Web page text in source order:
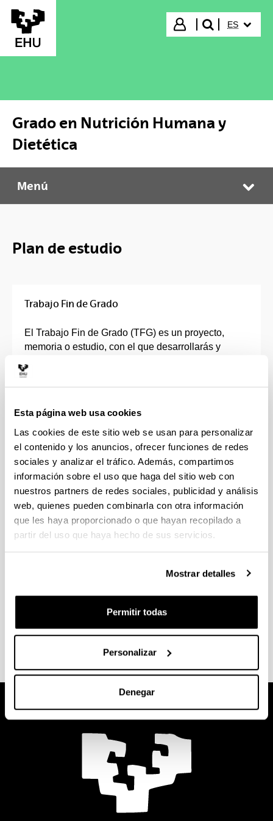
Esta página web usa cookies
Las cookies de este sitio web se usan para personalizar
el contenido y los anuncios, ofrecer funciones de redes
sociales y analizar el tráfico. Además, compartimos
información sobre el uso que haga del sitio web con
nuestros partners de redes sociales, publicidad y análisis
web, quienes pueden combinarla con otra información
que les haya proporcionado o que hayan recopilado a
partir del uso que haya hecho de sus servicios.
Mostrar detalles
Permitir todas
Personalizar
Denegar
Saltar al contenido principal
Iniciar sesión
buscar"
ES
Grado en Nutrición Humana y
Dietética
Grado en Nutrición Humana y Dietética
Menú
Plan de estudio
Trabajo Fin de Grado
El Trabajo Fin de Grado (TFG) es un proyecto,
memoria o estudio, con el que desarrollarás y
contenidos, capacidades, competencias y
habilidades adquiridas en tu grado.
Deberá ser un trabajo original, dónde pondrás en
práctica y se evaluarán todas las competencias que
has ido adquiriendo durante el Grado.
Tendrás un director o directora que te orientará en
la elección de la línea de investigación y que
supervisará tu trabajo.
El TFG consta de entre 6 y 30 créditos, en función
matricularte, antes deberás haber superado un
Consulta la información sobreinscripción, temas y
defensaen la web de tu centro.